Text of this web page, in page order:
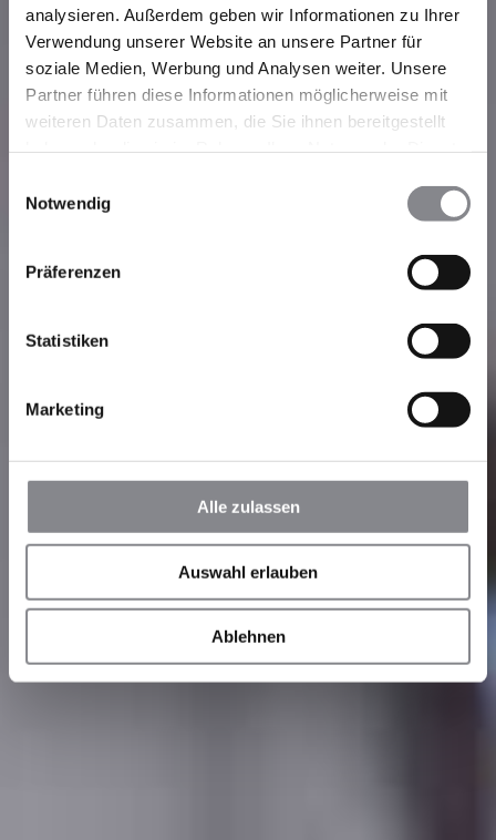
analysieren. Außerdem geben wir Informationen zu Ihrer
Verwendung unserer Website an unsere Partner für
soziale Medien, Werbung und Analysen weiter. Unsere
Partner führen diese Informationen möglicherweise mit
weiteren Daten zusammen, die Sie ihnen bereitgestellt
Notwendig
Präferenzen
Statistiken
Marketing
Alle zulassen
Auswahl erlauben
Ablehnen